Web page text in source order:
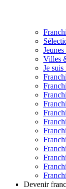
Villes
Je
Devenir